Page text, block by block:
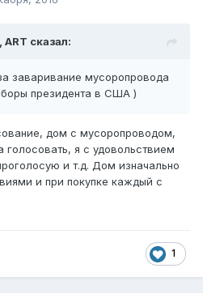
сказал:
заваривание мусоропровода
президента в США )
дом с мусоропроводом,
голосовать, я с удовольствием
и т.д. Дом изначально
и при покупке каждый с
1